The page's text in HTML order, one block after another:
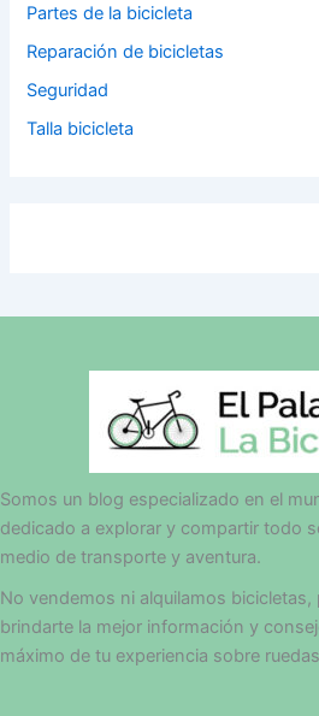
Partes de la bicicleta
Reparación de bicicletas
Seguridad
Talla bicicleta
Somos un blog especializado en el
dedicado a explorar y compartir todo
medio de transporte y aventura.
No vendemos ni alquilamos
brindarte la mejor información y
máximo de tu experiencia sobre